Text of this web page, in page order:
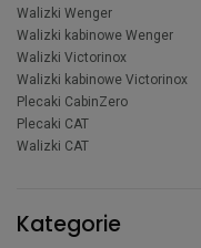
Walizki Wenger
Walizki kabinowe Wenger
Walizki Victorinox
Walizki kabinowe Victorinox
Plecaki CabinZero
Plecaki CAT
Walizki CAT
Kategorie